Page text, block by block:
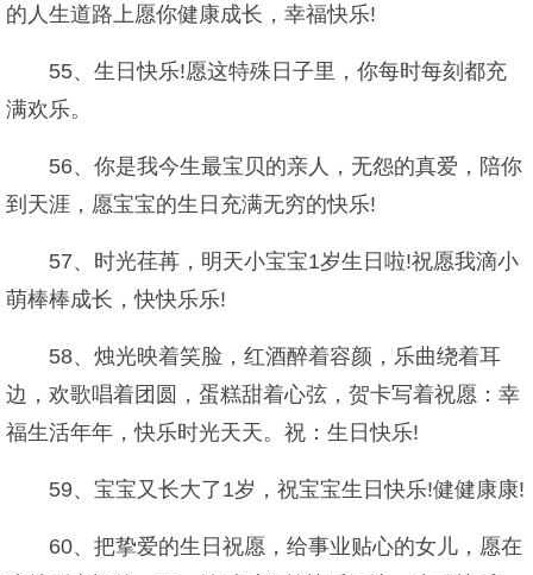
的人生道路上愿你健康成长，幸福快乐!
55、生日快乐!愿这特殊日子里，你每时每刻都充
满欢乐。
56、你是我今生最宝贝的亲人，无怨的真爱，陪你
到天涯，愿宝宝的生日充满无穷的快乐!
57、时光荏苒，明天小宝宝1岁生日啦!祝愿我滴小
萌棒棒成长，快快乐乐!
58、烛光映着笑脸，红酒醉着容颜，乐曲绕着耳
边，欢歌唱着团圆，蛋糕甜着心弦，贺卡写着祝愿：幸
福生活年年，快乐时光天天。祝：生日快乐!
59、宝宝又长大了1岁，祝宝宝生日快乐!健健康康!
60、把挚爱的生日祝愿，给事业贴心的女儿，愿在